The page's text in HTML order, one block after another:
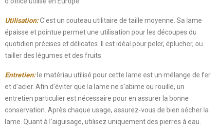
Utilisation:C'est un couteau utilitaire de taille moyenne. Sa lame
épaisse et pointue permet une utilisation pour les découpes du
quotidien précises et délicates. Il est idéal pour peler, éplucher, ou
tailler des légumes et des fruits.
Entretien:le matériau utilisé pour cette lame est un mélange de fer
et d’acier. Afin d’éviter que la lame ne s’abime ou rouille, un
entretien particulier est nécessaire pour en assurer la bonne
conservation. Après chaque usage, assurez-vous de bien sécher la
lame. Quant à l’aiguisage, utilisez uniquement des pierres à eau.